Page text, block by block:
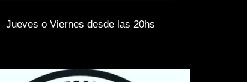
Jueves o Viernes desde las 20hs